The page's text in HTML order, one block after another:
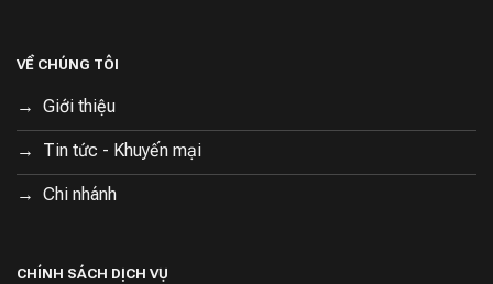
99.99% vi khuẩn, mạt bụi và các tác nhân gây dị ứng.
Công nghệ hơi nước diệt khuẩn:
chất dư thừa, bảo vệ quần áo.
VỀ CHÚNG TÔI
Giới thiệu
Tin tức - Khuyến mại
Chi nhánh
CHÍNH SÁCH DỊCH VỤ